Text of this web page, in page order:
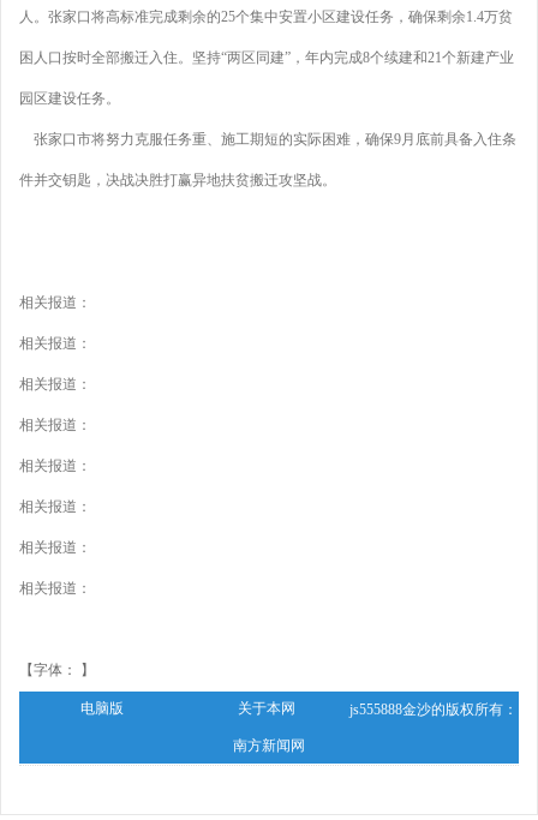
人。张家口将高标准完成剩余的25个集中安置小区建设任务，确保剩余1.4万贫
困人口按时全部搬迁入住。坚持“两区同建”，年内完成8个续建和21个新建产业
园区建设任务。
张家口市将努力克服任务重、施工期短的实际困难，确保9月底前具备入住条
件并交钥匙，决战决胜打赢异地扶贫搬迁攻坚战。
相关报道：
相关报道：
相关报道：
相关报道：
相关报道：
相关报道：
相关报道：
相关报道：
【字体： 】
电脑版 关于本网 js555888金沙的版权所有：
南方新闻网